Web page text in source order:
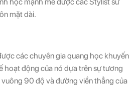
mặt dài.
các chuyên gia quang học khuyến
hoạt động của nó dựa trên sự tương
90 độ và đường viền thẳng của